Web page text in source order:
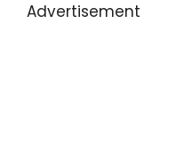
Advertisement